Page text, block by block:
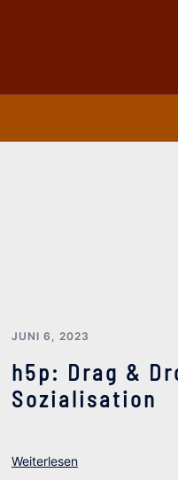
JUNI 6, 2023
h5p: Drag &
Sozialisation
Weiterlesen